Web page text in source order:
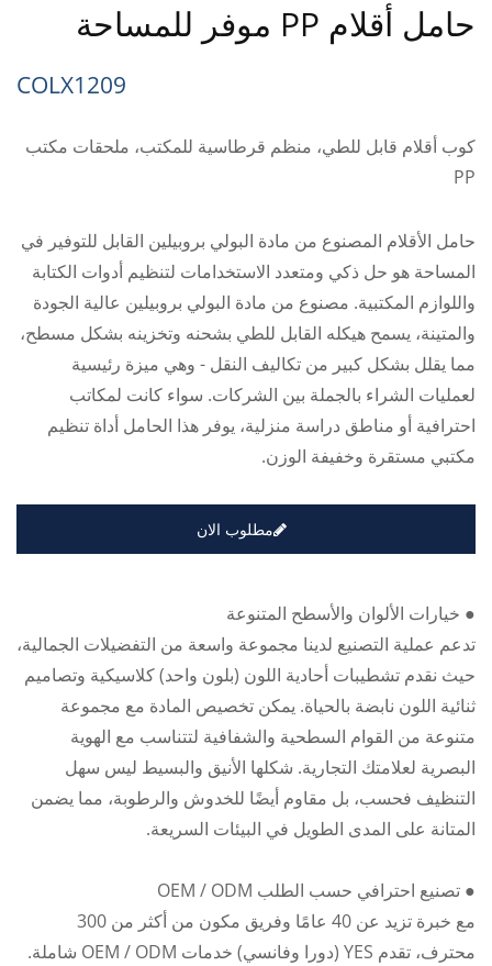
حامل أقلام PP موفر للمساحة
COLX1209
كوب أقلام قابل للطي، منظم قرطاسية للمكتب، ملحقات مكتب
PP
حامل الأقلام المصنوع من مادة البولي بروبيلين القابل للتوفير في
المساحة هو حل ذكي ومتعدد الاستخدامات لتنظيم أدوات الكتابة
واللوازم المكتبية. مصنوع من مادة البولي بروبيلين عالية الجودة
والمتينة، يسمح هيكله القابل للطي بشحنه وتخزينه بشكل مسطح،
مما يقلل بشكل كبير من تكاليف النقل - وهي ميزة رئيسية
لعمليات الشراء بالجملة بين الشركات. سواء كانت لمكاتب
احترافية أو مناطق دراسة منزلية، يوفر هذا الحامل أداة تنظيم
مكتبي مستقرة وخفيفة الوزن.
مطلوب الان
● خيارات الألوان والأسطح المتنوعة
تدعم عملية التصنيع لدينا مجموعة واسعة من التفضيلات الجمالية،
حيث نقدم تشطيبات أحادية اللون (بلون واحد) كلاسيكية وتصاميم
ثنائية اللون نابضة بالحياة. يمكن تخصيص المادة مع مجموعة
متنوعة من القوام السطحية والشفافية لتتناسب مع الهوية
البصرية لعلامتك التجارية. شكلها الأنيق والبسيط ليس سهل
التنظيف فحسب، بل مقاوم أيضًا للخدوش والرطوبة، مما يضمن
المتانة على المدى الطويل في البيئات السريعة.
● تصنيع احترافي حسب الطلب OEM / ODM
مع خبرة تزيد عن 40 عامًا وفريق مكون من أكثر من 300
محترف، تقدم YES (دورا وفانسي) خدمات OEM / ODM شاملة.